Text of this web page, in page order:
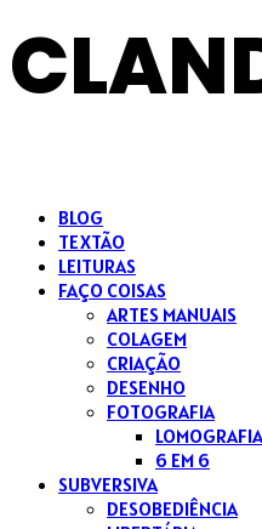
esquisitona
[r]existindo
BLOG
TEXTÃO
LEITURAS
FAÇO COISAS
ARTES MANUAIS
COLAGEM
CRIAÇÃO
DESENHO
FOTOGRAFIA
LOMOGRAFIA
6 EM 6
SUBVERSIVA
DESOBEDIÊNCIA